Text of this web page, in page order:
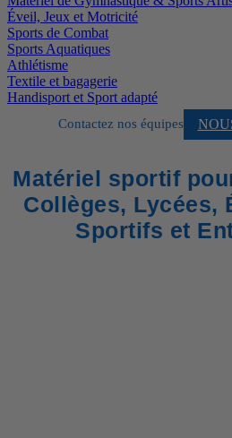
Éveil, Jeux et Motricité
Sports de Combat
Sports Aquatiques
Athlétisme
Textile et bagagerie
Handisport et Sport adapté
Contactez nos équipes
Matériel sportif
Collèges, Lycées,
Sportifs et